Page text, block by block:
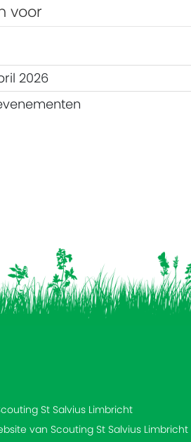
voor
2026
St Salvius Limbricht
van Scouting St Salvius Limbricht